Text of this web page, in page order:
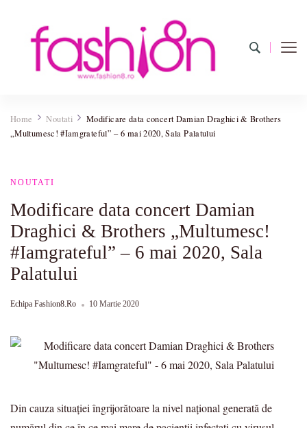
poze cu modele de manichiuri!
Home Noutati
Modificare data concert Damian Draghici & Brothers
„Multumesc! #Iamgrateful” – 6 mai 2020, Sala Palatului
NOUTATI
Modificare data concert Damian
Draghici & Brothers „Multumesc!
#Iamgrateful” – 6 mai 2020, Sala
Palatului
Echipa Fashion8.ro 10 Martie 2020
Din cauza situaţiei îngrijorătoare la nivel naţional generată de